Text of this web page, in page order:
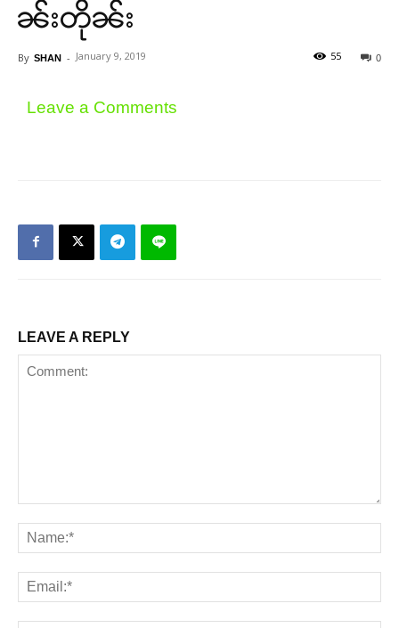
ၼ်းတိုၼ်း
By SHAN - January 9, 2019 0
55
Leave a Comments
LEAVE A REPLY